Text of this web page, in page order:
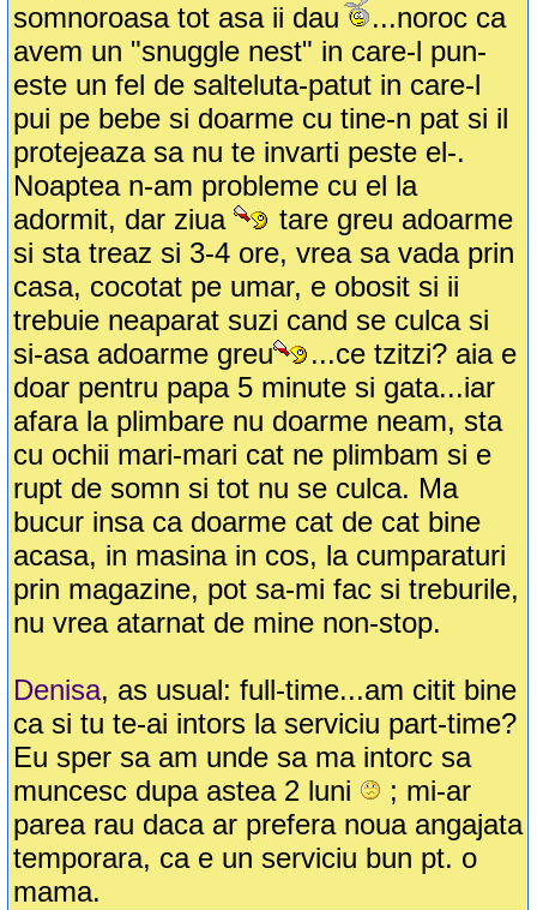
somnoroasa tot asa ii dau
...noroc ca
avem un "snuggle nest" in care-l pun-
este un fel de salteluta-patut in care-l
pui pe bebe si doarme cu tine-n pat si il
protejeaza sa nu te invarti peste el-.
Noaptea n-am probleme cu el la
adormit, dar ziua
tare greu adoarme
si sta treaz si 3-4 ore, vrea sa vada prin
casa, cocotat pe umar, e obosit si ii
trebuie neaparat suzi cand se culca si
si-asa adoarme greu
...ce tzitzi? aia e
doar pentru papa 5 minute si gata...iar
afara la plimbare nu doarme neam, sta
cu ochii mari-mari cat ne plimbam si e
rupt de somn si tot nu se culca. Ma
bucur insa ca doarme cat de cat bine
acasa, in masina in cos, la cumparaturi
prin magazine, pot sa-mi fac si treburile,
nu vrea atarnat de mine non-stop.
Denisa, as usual: full-time...am citit bine
ca si tu te-ai intors la serviciu part-time?
Eu sper sa am unde sa ma intorc sa
muncesc dupa astea 2 luni
; mi-ar
parea rau daca ar prefera noua angajata
temporara, ca e un serviciu bun pt. o
mama.